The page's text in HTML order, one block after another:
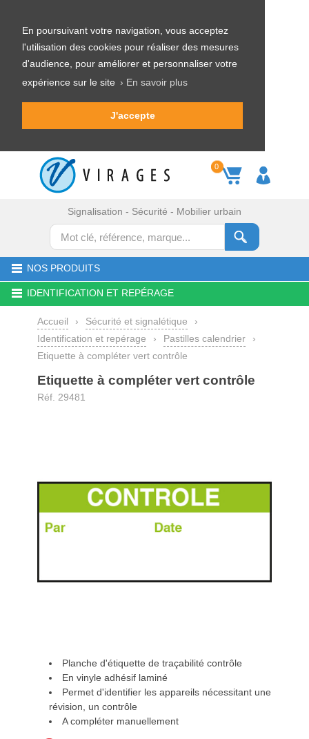
En poursuivant votre navigation, vous acceptez
l'utilisation des cookies pour réaliser des mesures
d'audience, pour améliorer et personnaliser votre
expérience sur le site › En savoir plus
J'accepte
0
Signalisation - Sécurité - Mobilier urbain
NOS PRODUITS
IDENTIFICATION ET REPÉRAGE
Accueil › Sécurité et signalétique
›
Identification et repérage
› Pastilles calendrier
›
Etiquette à compléter vert contrôle
Etiquette à compléter vert contrôle
Réf. 29481
Planche d'étiquette de traçabilité contrôle
En vinyle adhésif laminé
Permet d'identifier les appareils nécessitant une
révision, un contrôle
A compléter manuellement